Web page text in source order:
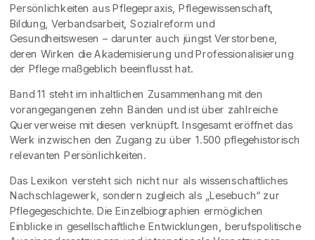
Persönlichkeiten aus Pflegepraxis, Pflegewissenschaft,
Bildung, Verbandsarbeit, Sozialreform und
Gesundheitswesen – darunter auch jüngst Verstorbene,
deren Wirken die Akademisierung und Professionalisierung
der Pflege maßgeblich beeinflusst hat.
Band 11 steht im inhaltlichen Zusammenhang mit den
vorangegangenen zehn Bänden und ist über zahlreiche
Querverweise mit diesen verknüpft. Insgesamt eröffnet das
Werk inzwischen den Zugang zu über 1.500 pflegehistorisch
relevanten Persönlichkeiten.
Das Lexikon versteht sich nicht nur als wissenschaftliches
Nachschlagewerk, sondern zugleich als „Lesebuch“ zur
Pflegegeschichte. Die Einzelbiographien ermöglichen
Einblicke in gesellschaftliche Entwicklungen, berufspolitische